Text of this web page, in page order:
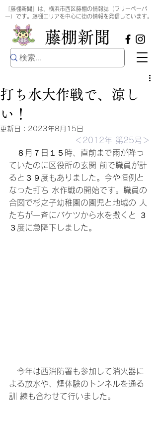
​藤棚新聞
「藤棚新聞」は、横浜市西区藤棚の情報誌（フリーペーパ
ー）です。藤棚エリアを中心に街の情報を発信しています。
打ち水大作戦で、涼し
い！
更新日： 2023年8月15日
＜2012年 第25号＞
８月７日１５時、直前まで雨が降っ
ていたのに区役所の玄関 前で職員が計
ると３９度もありました。今や恒例と
なった打ち 水作戦の開始です。職員の
合図で杉之子幼稚園の園児と地域の 人
たちが一斉にバケツから水を撒くと ３
３度に急降下しました。
今年は西消防署も参加して消火器に
よる放水や、煙体験のトンネルを通る
訓 練も合わせて行いました。